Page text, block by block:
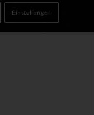
Einstellungen